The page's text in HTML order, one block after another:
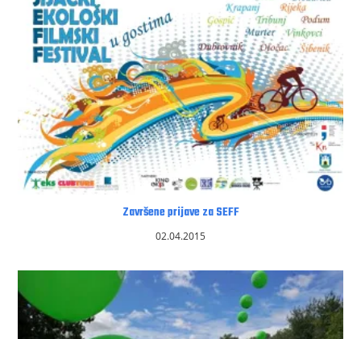
Završene prijave za SEFF
02.04.2015